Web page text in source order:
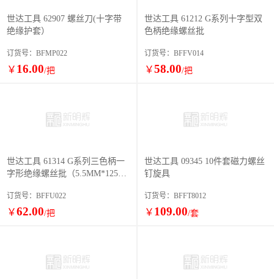
世达工具 62907 螺丝刀(十字带
绝缘护套）
订货号：BFMP022
￥ 16.00/把
世达工具 61212 G系列十字型双
色柄绝缘螺丝批
订货号：BFFV014
￥58.00/把
世达工具 61314 G系列三色柄一
字形绝缘螺丝批（5.5MM*125M
订货号：BFFU022
￥62.00/把
世达工具 09345 10件套磁力螺丝
钉旋具
订货号：BFFT8012
￥ 109.00/套